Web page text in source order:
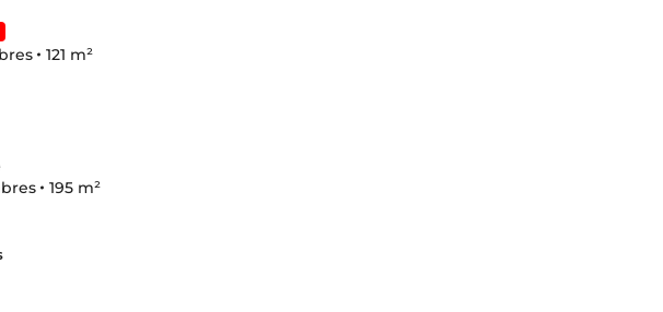
121 m²
195 m²